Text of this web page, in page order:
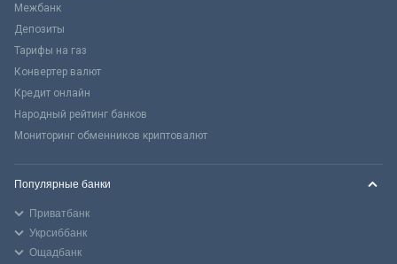
Межбанк
Депозиты
Тарифы на газ
Конвертер валют
Кредит онлайн
Народный рейтинг банков
Мониторинг обменников криптовалют
Популярные банки
Приватбанк
Укрсиббанк
Ощадбанк